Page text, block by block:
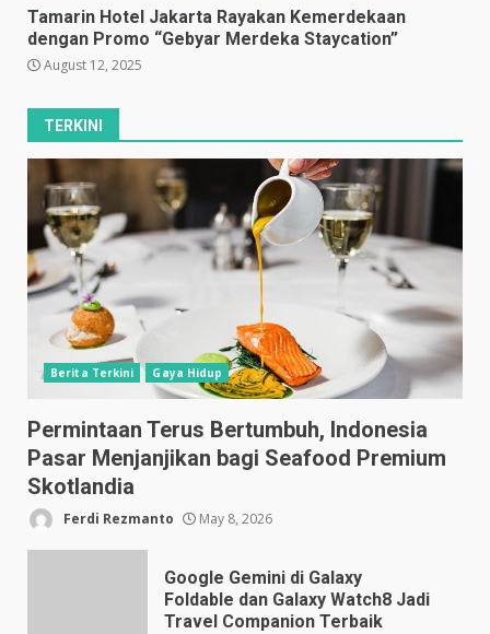
Tamarin Hotel Jakarta Rayakan Kemerdekaan
dengan Promo “Gebyar Merdeka Staycation”
August 12, 2025
TERKINI
Berita Terkini Gaya Hidup
Permintaan Terus Bertumbuh, Indonesia
Pasar Menjanjikan bagi Seafood Premium
Skotlandia
Ferdi Rezmanto May 8, 2026
Google Gemini di Galaxy
Foldable dan Galaxy Watch8 Jadi
Travel Companion Terbaik